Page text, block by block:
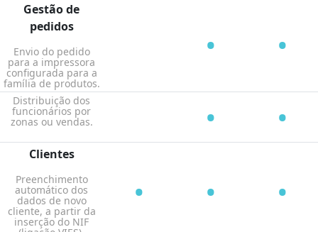
Gestão de
pedidos
Envio do pedido
para a impressora
configurada para a
família de produtos.
• •
Distribuição dos
funcionários por
zonas ou vendas. • •
Clientes
Preenchimento
automático dos
dados de novo
cliente, a partir da
inserção do NIF
• • •